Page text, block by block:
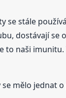
se stále
dostávají se
to naši
mělo jednat o